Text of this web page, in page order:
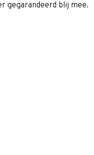
gegarandeerd blij mee.